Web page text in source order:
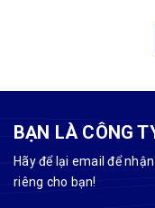
BẠN LÀ CÔNG
Hãy để lại email để
riêng cho bạn!